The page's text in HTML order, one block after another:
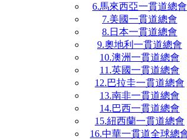
6.馬來西亞一貫道總會
7.美國一貫道總會
8.日本一貫道總會
9.奧地利一貫道總會
10.澳洲一貫道總會
11.英國一貫道總會
12.巴拉圭一貫道總會
13.南非一貫道總會
14.巴西一貫道總會
15.紐西蘭一貫道總會
16.中華一貫道全球總